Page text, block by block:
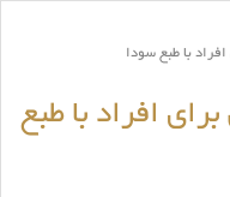
با طبع سودا
افراد با طبع